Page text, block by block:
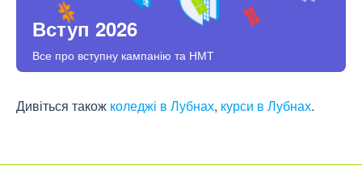
Вступ 2026
Все про вступну кампанію та НМТ
Дивіться також коледжі в Лубнах, курси в Лубнах.